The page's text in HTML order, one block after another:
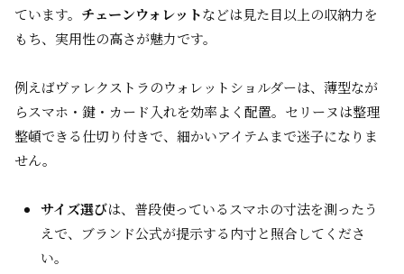
ています。 チェーンウォレットなどは見た目以上の収納力を
もち、実用性の高さが魅力です。
例えばヴァレクストラのウォレットショルダーは、薄型なが
らスマホ・鍵・カード入れを効率よく配置。セリーヌは整理
整頓できる仕切り付きで、細かいアイテムまで迷子になりま
せん。
サイズ選びは、普段使っているスマホの寸法を測ったう
えで、ブランド公式が提示する内寸と照合してくださ
い。